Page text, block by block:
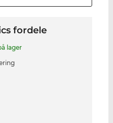
fordele
lager